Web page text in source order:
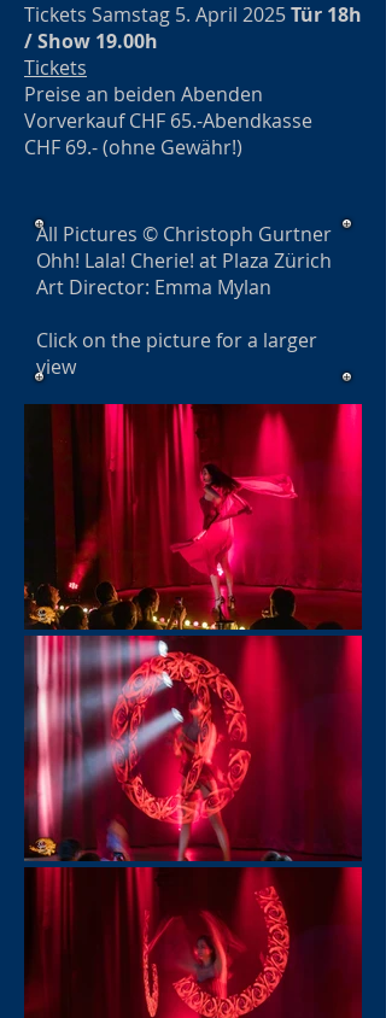
Tickets Samstag 5. April 2025Tür 18h
/ Show 19.00h
Tickets
Preise an beiden Abenden
Vorverkauf CHF 65.-Abendkasse
CHF 69.- (ohne Gewähr!)
All Pictures © Christoph Gurtner
Ohh! Lala! Cherie! at Plaza Zürich
Art Director: Emma Mylan
Click on the picture for a larger
view